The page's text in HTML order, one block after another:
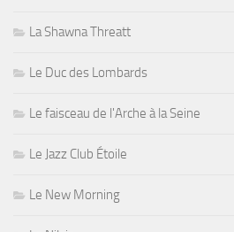
La Shawna Threatt
Le Duc des Lombards
Le faisceau de l'Arche à la Seine
Le Jazz Club Étoile
Le New Morning